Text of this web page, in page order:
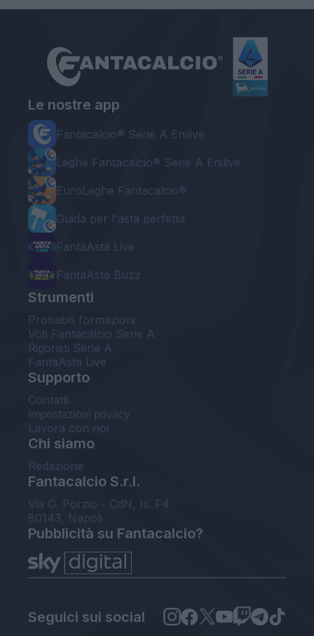
Le nostre app
Fantacalcio® Serie A Enilive
Leghe Fantacalcio® Serie A Enilive
EuroLeghe Fantacalcio®
Guida per l'asta perfetta
FantaAsta Live
FantaAsta Buzz
Strumenti
Probabili formazioni
Voti Fantacalcio Serie A
Rigoristi Serie A
FantaAsta Live
Supporto
Contatti
Impostazioni privacy
Lavora con noi
Chi siamo
Redazione
Fantacalcio S.r.l.
Via G. Porzio - CdN, Is. F4
80143, Napoli
Pubblicità su Fantacalcio?
Seguici sui social